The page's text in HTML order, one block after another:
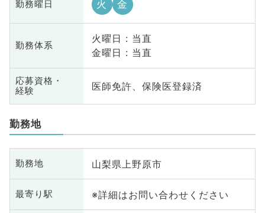
勤務曜日 火 金
勤務体系
火曜日 : 当直
金曜日 : 当直
応募資格・
経験
医師免許、保険医登録済
勤務地
勤務地 山梨県上野原市
最寄り駅 ※詳細はお問い合わせください